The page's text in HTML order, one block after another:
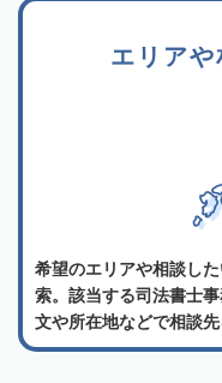
エリア
希望のエリアや相談し
索。該当する司法書士
文や所在地などで相談先